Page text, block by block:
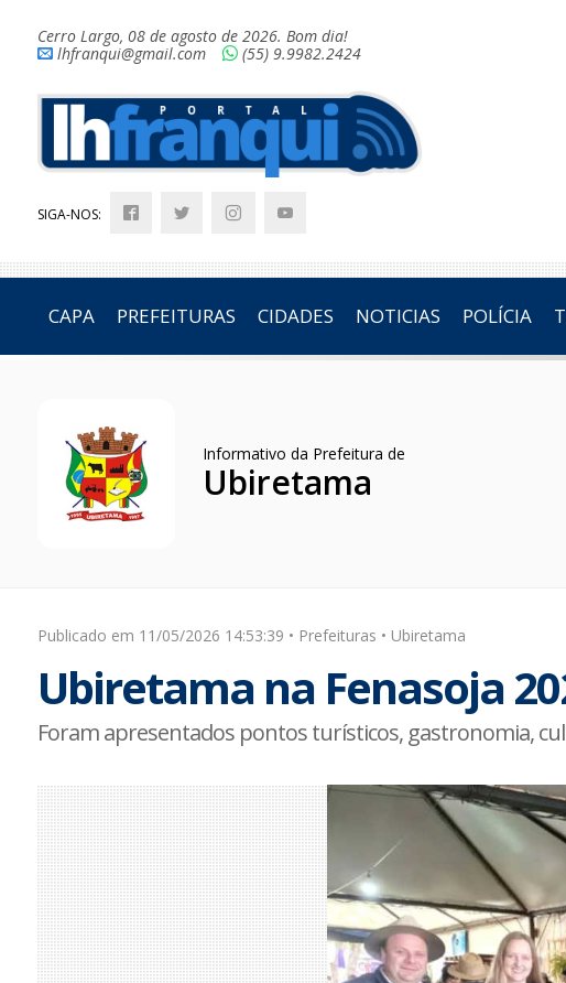
Cerro Largo, 08 de agosto de 2026. Bom dia!
lhfranqui@gmail.com
(55) 9.9982.2424
SIGA-NOS:
CAPA PREFEITURAS CIDADES NOTICIAS POLÍCIA
Informativo da Prefeitura de
Ubiretama
Publicado em 11/05/2026 14:53:39 • Prefeituras • Ubiretama
Ubiretama na Fenasoja
Foram apresentados pontos turísticos, gastronomia,